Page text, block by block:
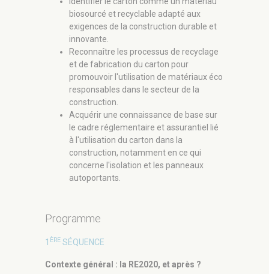
biosourcé et recyclable adapté aux
exigences de la construction durable et
innovante.
Reconnaître les processus de recyclage
et de fabrication du carton pour
promouvoir l'utilisation de matériaux éco
responsables dans le secteur de la
construction.
Acquérir une connaissance de base sur
le cadre réglementaire et assurantiel lié
à l'utilisation du carton dans la
construction, notamment en ce qui
concerne l'isolation et les panneaux
autoportants.
Programme
1 ÈRE SÉQUENCE
Contexte général : la RE2020, et après ?